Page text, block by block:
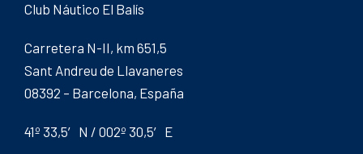
Club Náutico El Balís
Carretera N-II, km 651,5
Sant Andreu de Llavaneres
08392 – Barcelona, España
41º 33,5′ N / 002º 30,5′ E